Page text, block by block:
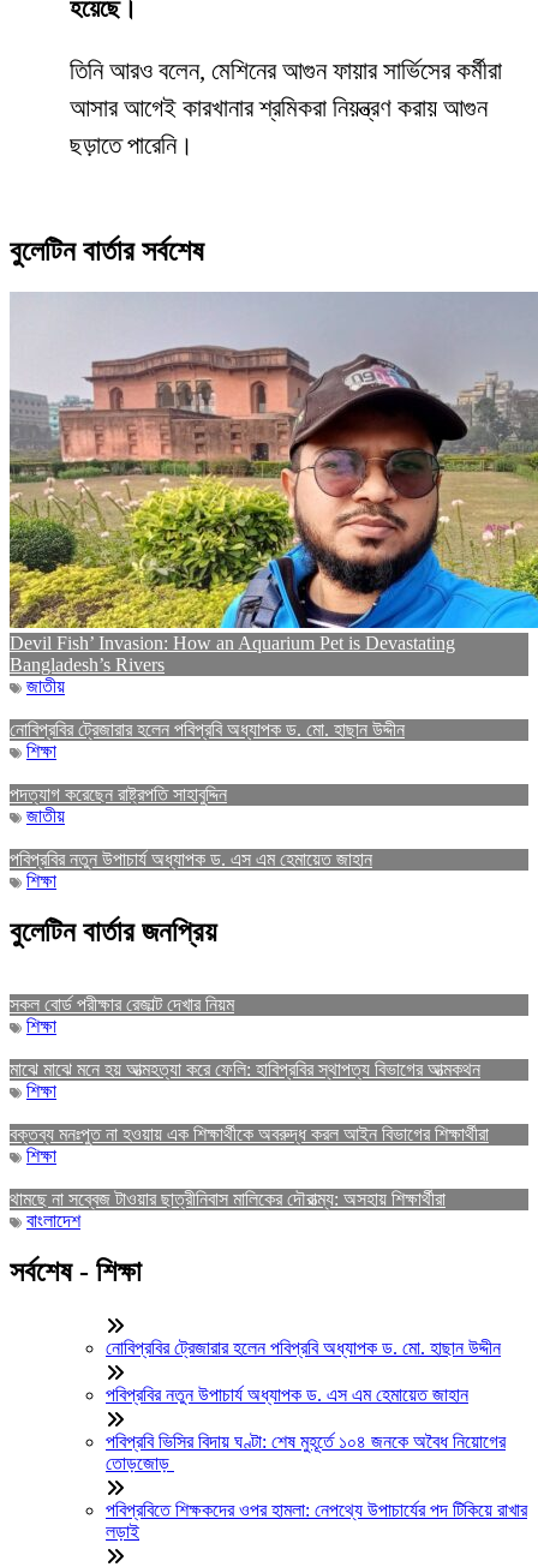
হয়েছে।
তিনি আরও বলেন, মেশিনের আগুন ফায়ার সার্ভিসের কর্মীরা
আসার আগেই কারখানার শ্রমিকরা নিয়ন্ত্রণ করায় আগুন
ছড়াতে পারেনি।
বুলেটিন বার্তার সর্বশেষ
Devil Fish’ Invasion: How an Aquarium Pet is Devastating
Bangladesh’s Rivers
জাতীয়
নোবিপ্রবির ট্রেজারার হলেন পবিপ্রবি অধ্যাপক ড. মো. হাছান উদ্দীন
শিক্ষা
পদত্যাগ করেছেন রাষ্ট্রপতি সাহাবুদ্দিন
জাতীয়
পবিপ্রবির নতুন উপাচার্য অধ্যাপক ড. এস এম হেমায়েত জাহান
শিক্ষা
বুলেটিন বার্তার জনপ্রিয়
সকল বোর্ড পরীক্ষার রেজাল্ট দেখার নিয়ম
শিক্ষা
মাঝে মাঝে মনে হয় আত্মহত্যা করে ফেলি: হাবিপ্রবির স্থাপত্য বিভাগের আত্মকথন
শিক্ষা
বক্তব্য মনঃপুত না হওয়ায় এক শিক্ষার্থীকে অবরুদ্ধ করল আইন বিভাগের শিক্ষার্থীরা
শিক্ষা
থামছে না সব্বেজ টাওয়ার ছাত্রীনিবাস মালিকের দৌরাত্ম্য: অসহায় শিক্ষার্থীরা
বাংলাদেশ
সর্বশেষ - শিক্ষা
নোবিপ্রবির ট্রেজারার হলেন পবিপ্রবি অধ্যাপক ড. মো. হাছান উদ্দীন
পবিপ্রবির নতুন উপাচার্য অধ্যাপক ড. এস এম হেমায়েত জাহান
পবিপ্রবি ভিসির বিদায় ঘণ্টা: শেষ মুহূর্তে ১০৪ জনকে অবৈধ নিয়োগের
তোড়জোড়
পবিপ্রবিতে শিক্ষকদের ওপর হামলা: নেপথ্যে উপাচার্যের পদ টিকিয়ে রাখার
লড়াই